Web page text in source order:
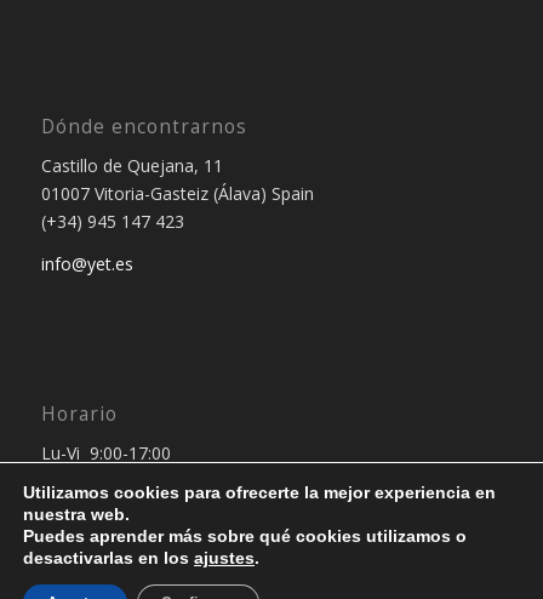
Dónde encontrarnos
Castillo de Quejana, 11
01007 Vitoria-Gasteiz (Álava) Spain
(+34) 945 147 423
info@yet.es
Horario
Lu-Vi 9:00-17:00
Utilizamos cookies para ofrecerte la mejor experiencia en
nuestra web.
Puedes aprender más sobre qué cookies utilizamos o
desactivarlas en los ajustes.